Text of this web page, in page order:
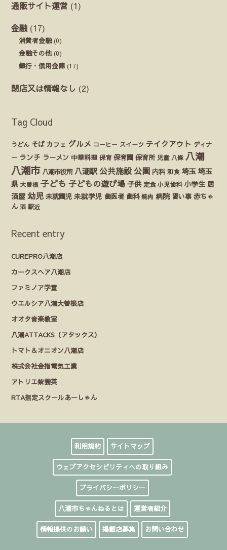
通販サイト運営 (1)
金融 (17)
消費者金融(0)
金融その他 (0)
銀行・信用金庫 (17)
閉店又は情報なし (2)
Tag Cloud
うどん そば カフェ グルメ コーヒー スイーツ テイクアウト ディナ
ー ランチ ラーメン 中華料理 保育 保育園 保育所 児童 八條 八潮
八潮市 八潮市役所 八潮駅 公共施設 公園 内科 和食 埼玉 埼玉
県 大曽根 子ども 子どもの遊び場 子供 定食 小児歯科 小学生 居
酒屋 幼児 未就園児 未就学児 歯医者 歯科 焼肉 病院 習い事 赤ちゃ
ん 酒 駅近
Recent entry
CUREPRO八潮店
カークスヘア八潮店
ファミノア学童
ウエルシア八潮大曽根店
オオタ音楽教室
八潮ATTACKS（アタックス）
トマト＆オニオン八潮店
株式会社金指電気工業
アトリエ紫雲英
RTA指定スクールあーしゃん
利用規約 サイトマップ
ウェブアクセシビリティへの取り組み
プライバシーポリシー
八潮市ちゃんねるとは 運営者紹介
情報提供のお願い 掲載店募集 お問い合わせ